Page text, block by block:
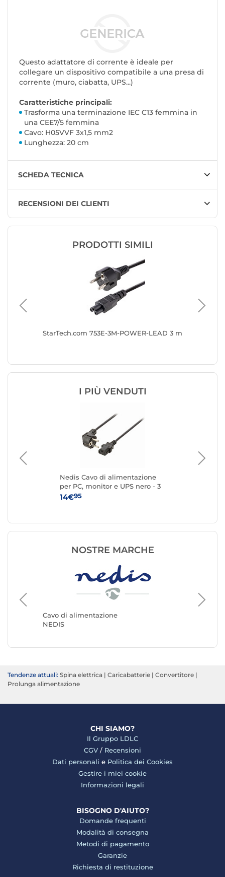
Questo adattatore di corrente è ideale per
collegare un dispositivo compatibile a una presa di
corrente (muro, ciabatta, UPS...)
Caratteristiche principali:
Trasforma una terminazione IEC C13 femmina in
una CEE7/5 femmina
Cavo: H05VVF 3x1,5 mm2
Lunghezza: 20 cm
SCHEDA TECNICA
RECENSIONI DEI CLIENTI
PRODOTTI SIMILI
StarTech.com 753E-3M-POWER-LEAD 3 m
I PIÙ VENDUTI
Nedis Cavo di alimentazione
per PC, monitor e UPS nero - 3
metri
14€95
NOSTRE MARCHE
Cavo di alimentazione
NEDIS
Tendenze attuali: Spina elettrica | Caricabatterie | Convertitore |
Prolunga alimentazione
CHI SIAMO?
Il Gruppo LDLC
CGV / Recensioni
Dati personali e Politica dei Cookies
Gestire i miei cookie
Informazioni legali
BISOGNO D'AIUTO?
Domande frequenti
Modalità di consegna
Metodi di pagamento
Garanzie
Richiesta di restituzione